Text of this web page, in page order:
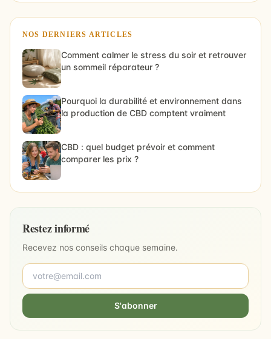
NOS DERNIERS ARTICLES
Comment calmer le stress du soir et retrouver
un sommeil réparateur ?
Pourquoi la durabilité et environnement dans
la production de CBD comptent vraiment
CBD : quel budget prévoir et comment
comparer les prix ?
Restez informé
Recevez nos conseils chaque semaine.
S'abonner